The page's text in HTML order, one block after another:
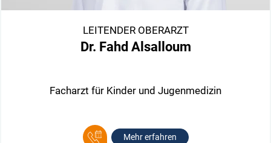
LEITENDER OBERARZT
Dr. Fahd Alsalloum
Facharzt für Kinder und Jugenmedizin
Mehr erfahren